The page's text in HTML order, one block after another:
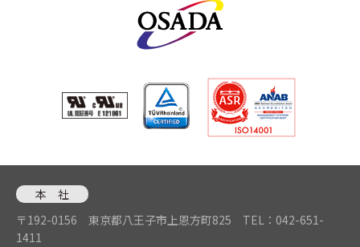
本 社
〒192-0156 東京都八王子市上恩方町825 TEL：042-651-
1411